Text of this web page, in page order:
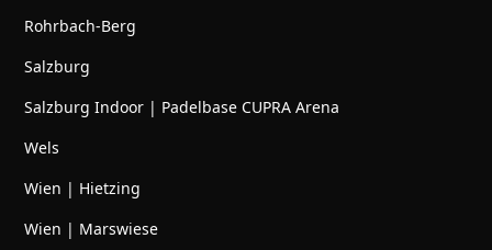
Rohrbach-Berg
Salzburg
Salzburg Indoor | Padelbase CUPRA Arena
Wels
Wien | Hietzing
Wien | Marswiese